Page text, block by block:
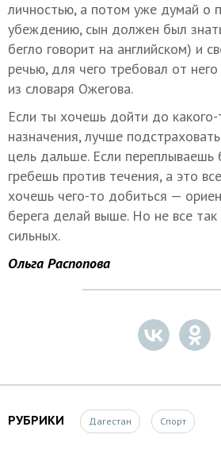
личностью, а потом уже думай о
убеждению, сын должен был
бегло говорит на английском) и
речью, для чего требовал от
из словаря Ожегова.
Если ты хочешь дойти до
назначения, лучше
цель дальше. Если переплываешь
гребешь против течения, а это
хочешь чего-то добиться —
берега делай выше. Но не все
сильных.
Ольга Распопова
РУБРИКИ Дагестан Спорт